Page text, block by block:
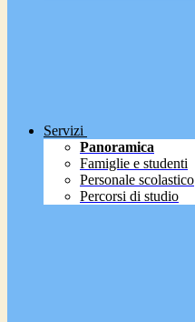
Servizi
Panoramica
Famiglie e studenti
Personale scolastico
Percorsi di studio